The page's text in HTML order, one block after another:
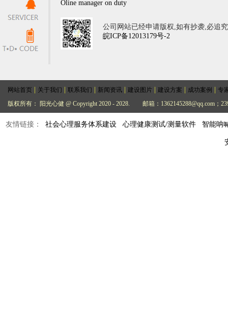
Oline manager on duty
公司网站已经申请版权,如有抄袭,必追
皖ICP备12013179号-2
网站首页 关于我们 联系我们 新闻资讯 建设图片 建设方案 成功案例
专
版权所有： 阳光心健 @ Copyright 2020 - 2028.
邮箱：1362145288@qq.com；
友情链接： 社会心理服务体系建设 心理健康测试/测量软件 智能呐